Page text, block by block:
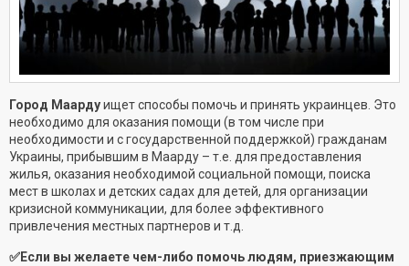
Город Маардуищет способы помочь и принять украинцев. Это
необходимо для оказания помощи (в том числе при
необходимости и с государственной поддержкой) гражданам
Украины, прибывшим в Маарду – т.е. для предоставления
жилья, оказания необходимой социальной помощи, поиска
мест в школах и детских садах для детей, для организации
кризисной коммуникации, для более эффективного
привлечения местных партнеров и т.д.
✅Если вы желаете чем-либо помочь людям, приезжающим